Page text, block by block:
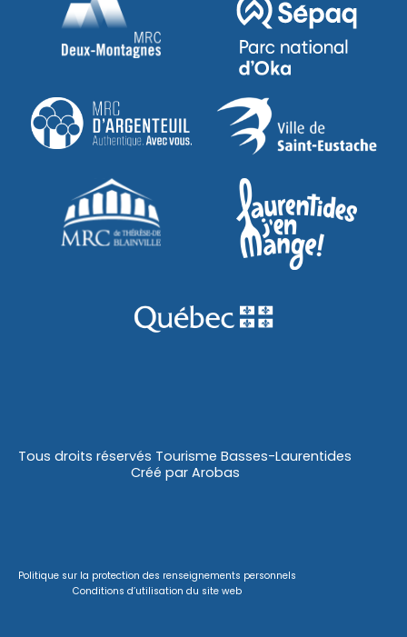
Tous droits réservés Tourisme Basses-Laurentides
Créé par Arobas
Politique sur la protection des renseignements personnels
Conditions d’utilisation du site web